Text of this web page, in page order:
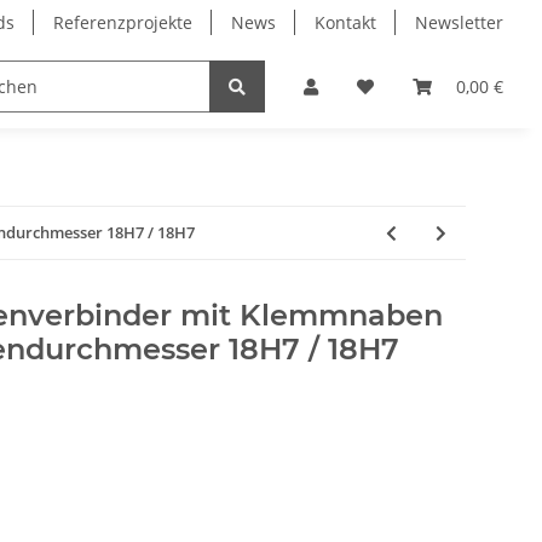
Referenzprojekte News Kontakt Newsletter
0,00 €
Lagertechnik Lineartechnik
18H7 / 18H7
mit Klemmnaben
18H7 / 18H7